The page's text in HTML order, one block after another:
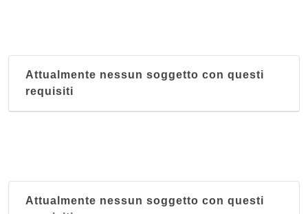
Attualmente nessun soggetto con questi
requisiti
Attualmente nessun soggetto con questi